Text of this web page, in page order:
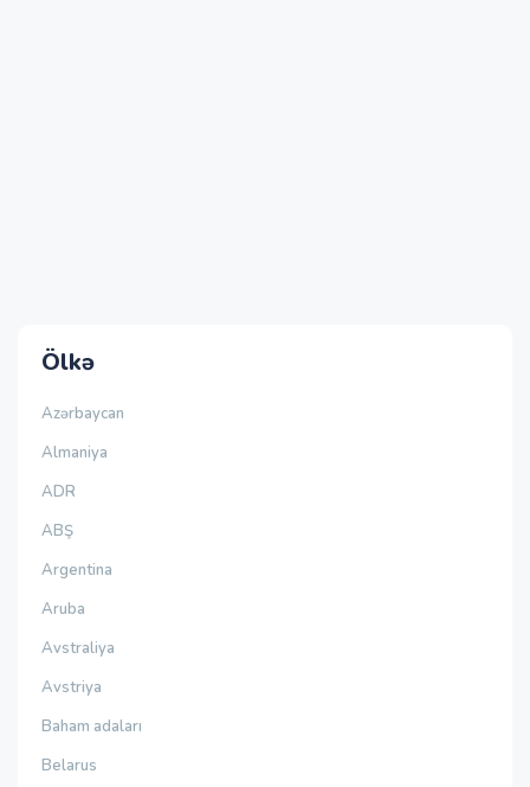
Ölkə
Azərbaycan
Almaniya
ADR
ABŞ
Argentina
Aruba
Avstraliya
Avstriya
Baham adaları
Belarus